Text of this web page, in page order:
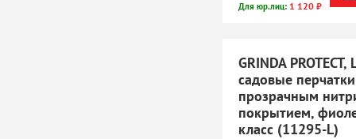
Для юр.лиц: 1 120 ₽
GRINDA PROTECT,
садовые
прозрачным
покрытием,
класс (11295-L)